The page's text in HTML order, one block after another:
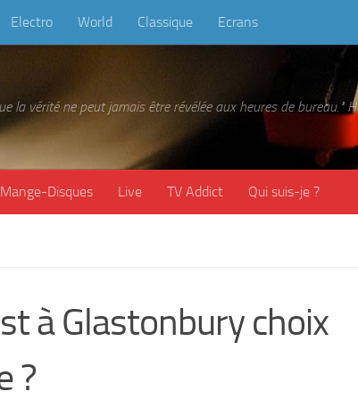
Electro World Classique Ecrans
la vérité ne peut jamais être révélée aux heures de bureau."
Mange-Disques Live TV Addict Qui suis-je ?
à Glastonbury choix
?